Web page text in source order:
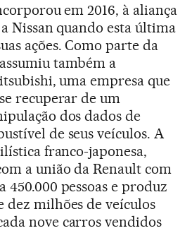
em 2016, à aliança
Nissan quando esta última
ações. Como parte da
também a
uma empresa que
recuperar de um
dos dados de
de seus veículos. A
franco-japonesa,
a união da Renault com
450.000 pessoas e produz
dez milhões de veículos
nove carros vendidos